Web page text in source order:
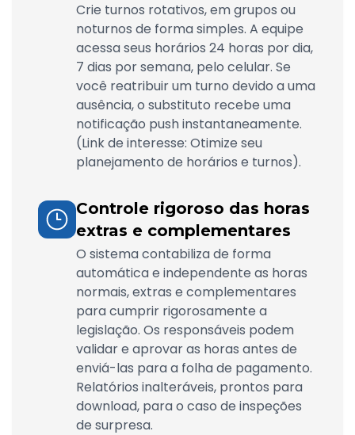
Crie turnos rotativos, em grupos ou
noturnos de forma simples. A equipe
acessa seus horários 24 horas por dia,
7 dias por semana, pelo celular. Se
você reatribuir um turno devido a uma
ausência, o substituto recebe uma
notificação push instantaneamente.
(Link de interesse: Otimize seu
planejamento de horários e turnos).
Controle rigoroso das horas
extras e complementares
O sistema contabiliza de forma
automática e independente as horas
normais, extras e complementares
para cumprir rigorosamente a
legislação. Os responsáveis podem
validar e aprovar as horas antes de
enviá-las para a folha de pagamento.
Relatórios inalteráveis, prontos para
download, para o caso de inspeções
de surpresa.